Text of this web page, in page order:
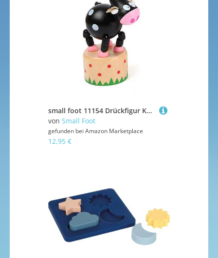
small foot 11154 Drückfigur Kuh aus Holz, FSC 100%-Zertifiziert, Mitgebsel Spielzeug, Mehrfarbig
von Small Foot
gefunden bei Amazon Marketplace
12,95 €